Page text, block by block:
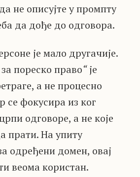
не описујте у промпту
да дође до одговора.
је мало другачије.
пореско право“је
а не процесно
се фокусира из ког
одговоре, а не које
прати. На упиту
одређени домен, овај
веома користан.